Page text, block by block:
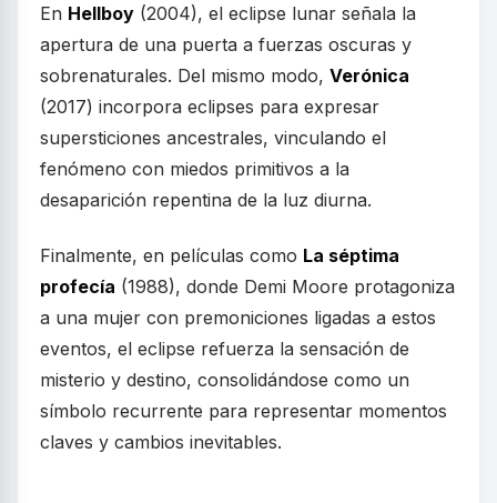
En Hellboy (2004), el eclipse lunar señala la
apertura de una puerta a fuerzas oscuras y
sobrenaturales. Del mismo modo, Verónica
(2017) incorpora eclipses para expresar
supersticiones ancestrales, vinculando el
fenómeno con miedos primitivos a la
desaparición repentina de la luz diurna.
Finalmente, en películas como La séptima
profecía (1988), donde Demi Moore protagoniza
a una mujer con premoniciones ligadas a estos
eventos, el eclipse refuerza la sensación de
misterio y destino, consolidándose como un
símbolo recurrente para representar momentos
claves y cambios inevitables.